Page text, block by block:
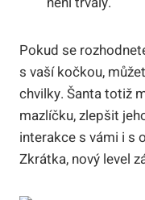
Pokud se​
s vaší kočkou,
chvilky. Šanta​ totiž
mazlíčku,⁤ zlepšit
interakce s vámi i s
Zkrátka, ​nový level